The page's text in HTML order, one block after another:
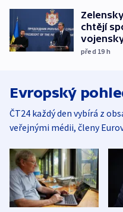
chtějí
před 19 h
Evropský
ČT24 každý den vybírá z
veřejnými médii, členy